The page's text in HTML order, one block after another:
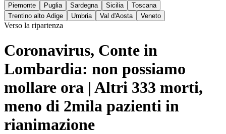
Piemonte
Puglia Sardegna Sicilia
Toscana
Trentino alto Adige
Umbria Val d'Aosta Veneto
Verso la ripartenza
Coronavirus, Conte in
Lombardia: non possiamo
mollare ora | Altri 333 morti,
meno di 2mila pazienti in
rianimazione